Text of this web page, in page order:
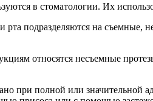
в стоматологии. Их
рта подразделяются на
относятся несъемные
при полной или значительной